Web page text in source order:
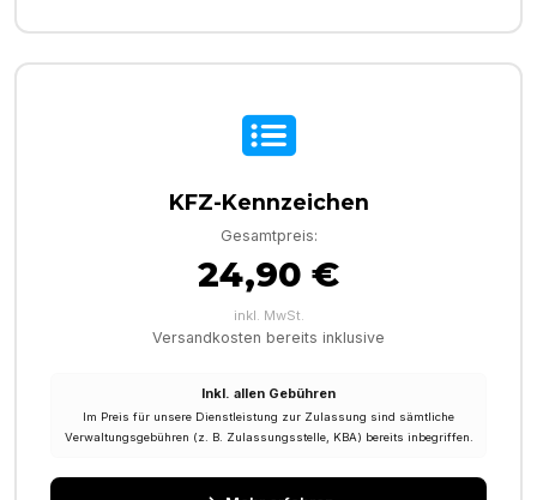
KFZ-Kennzeichen
Gesamtpreis:
24,90 €
inkl. MwSt.
Versandkosten bereits inklusive
Inkl. allen Gebühren
Im Preis für unsere Dienstleistung zur Zulassung sind sämtliche
Verwaltungsgebühren (z. B. Zulassungsstelle, KBA) bereits inbegriffen.